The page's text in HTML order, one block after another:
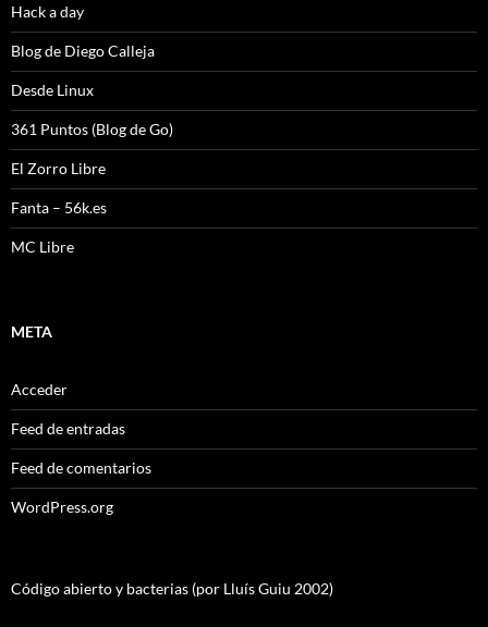
Hack a day
Blog de Diego Calleja
Desde Linux
361 Puntos (Blog de Go)
El Zorro Libre
Fanta – 56k.es
MC Libre
META
Acceder
Feed de entradas
Feed de comentarios
WordPress.org
Código abierto y bacterias (por Lluís Guiu 2002)